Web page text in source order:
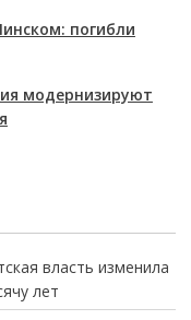
погибли
модернизируют
власть изменила
лет